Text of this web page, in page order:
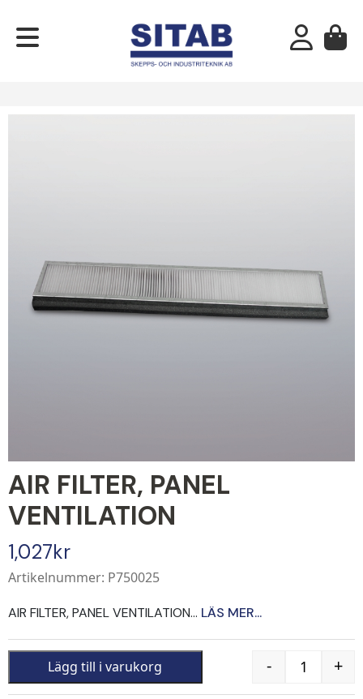
AIR FILTER, PANEL
VENTILATION
1,027kr
Artikelnummer: P750025
AIR FILTER, PANEL VENTILATION... LÄS MER...
Quantity
- +
Lägg till i varukorg